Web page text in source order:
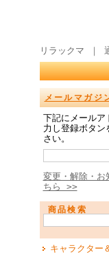
リラックマ ｜
メールマガジ
下記にメールア
力し登録ボタン
さい。
変更・解除・お
ちら >>
商品検索
キャラクター